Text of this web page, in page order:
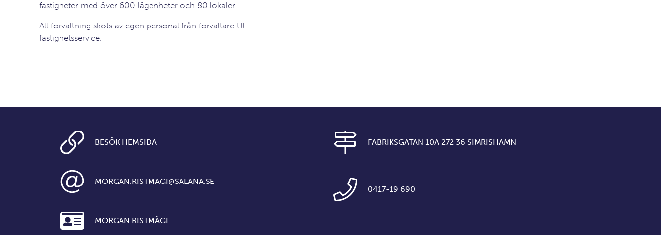
fastigheter med över 600 lägenheter och 80 lokaler.
All förvaltning sköts av egen personal från förvaltare till
fastighetsservice.
BESÖK HEMSIDA FABRIKSGATAN 10A 272 36 SIMRISHAMN
MORGAN.RISTMAGI@SALANA.SE
0417-19 690
MORGAN RISTMÄGI